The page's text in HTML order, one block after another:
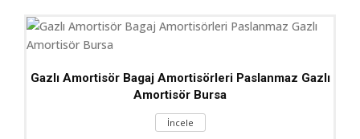
Gazlı Amortisör Bagaj Amortisörleri Paslanmaz Gazlı
Amortisör Bursa
İncele